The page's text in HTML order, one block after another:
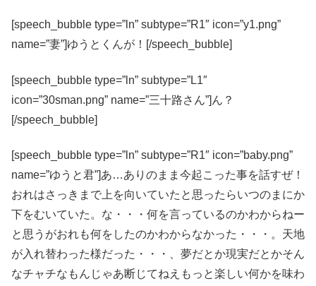
[speech_bubble type=”ln” subtype=”R1″ icon=”y1.png”
name=”妻”]ゆうとくんが！[/speech_bubble]
[speech_bubble type=”ln” subtype=”L1″
icon=”30sman.png” name=”三十路さん”]ん？
[/speech_bubble]
[speech_bubble type=”ln” subtype=”R1″ icon=”baby.png”
name=”ゆうと君”]あ…ありのまま今起こった事を話すぜ！
おれはさっきまで上を向いていたと思ったらいつのまにか
下をむいていた。な・・・何を言っているのかわからねー
と思うがおれも何をしたのかわからなかった・・・。天地
が入れ替わった様だった・・・、夢だとか現実だとかそん
なチャチなもんじゃあ断じてねえもっと楽しい何かを味わ